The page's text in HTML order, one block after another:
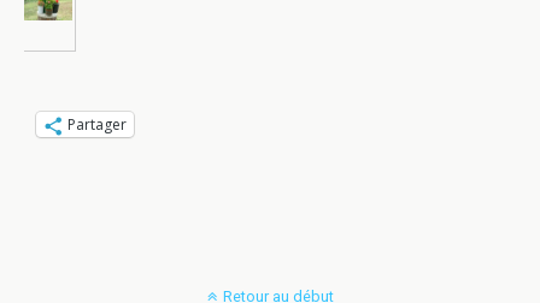
Partager
Retour au début